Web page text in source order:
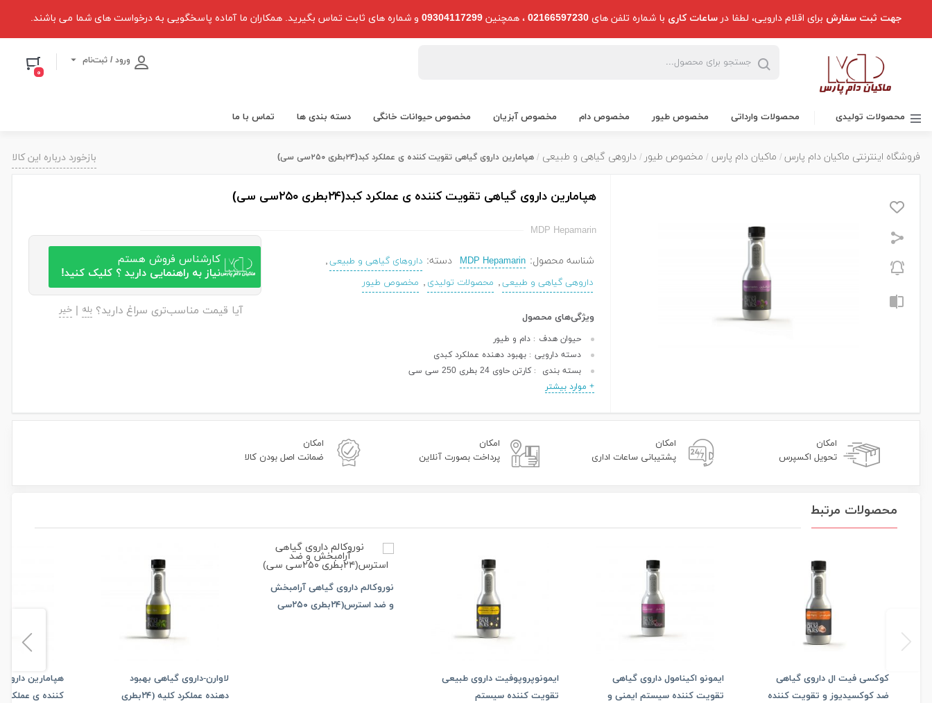
جهت ثبت سفارش برای اقلام دارویی، لطفا در ساعات کاری با شماره تلفن های 02166597230 ، همچنین 09304117299 و شماره های ثابت تماس بگیرید. همکاران ما آماده پاسخگویی به درخواست های شما می باشند.
۰
ورود / ثبت‌نام
محصولات تولیدی محصولات وارداتی مخصوص طیور مخصوص دام مخصوص آبزیان مخصوص حیوانات خانگی دسته بندی ها تماس با ما
فروشگاه اینترنتی ماکیان دام پارس ماکیان دام پارس مخصوص طیور داروهی گیاهی و طبیعی هپامارین داروی گیاهی تقویت کننده ی عملکرد کبد(۲۴بطری ۲۵۰سی سی) بازخورد درباره این کالا
هپامارین داروی گیاهی تقویت کننده ی عملکرد کبد(۲۴بطری ۲۵۰سی سی)
MDP Hepamarin
شناسه محصول: MDP Hepamarin دسته: داروهای گیاهی و طبیعی,
داروهی گیاهی و طبیعی, محصولات تولیدی , مخصوص طیور
ویژگی‌های محصول
حیوان هدف : دام و طیور
دسته دارویی : بهبود دهنده عملکرد کبدی
بسته بندی
: کارتن حاوی 24 بطری 250 سی سی
+ موارد بیشتر
کارشناس فروش هستم
نیاز به راهنمایی دارید ؟ کلیک کنید!
آیا قیمت مناسب‌تری سراغ دارید؟ بله | خیر
امکان
تحویل اکسپرس
امکان
پشتیبانی ساعات اداری
امکان
پرداخت بصورت آنلاین
امکان
ضمانت اصل بودن کالا
محصولات مرتبط
کوکسی فیت ال داروی گیاهی
ضد کوکسیدیوز و تقویت کننده
ایمونو اکینامول داروی گیاهی
تقویت کننده سیستم ایمنی و
ایمونوپروپوفیت داروی طبیعی
تقویت کننده سیستم
نوروکالم داروی گیاهی آرامبخش
و ضد استرس(۲۴بطری ۲۵۰سی
لاوارن-داروی گیاهی بهبود
دهنده عملکرد کلیه (۲۴بطری
هپامارین